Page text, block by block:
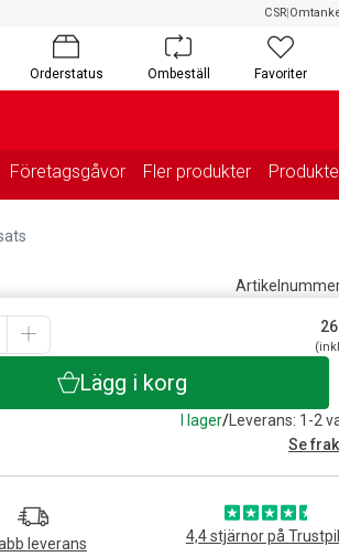
CSR|
Orderstatus Ombeställ Favoriter
Företagsgåvor Fler produkter
Lägg i korg
I lager/Leverans: 1-2
Se
leverans 4,4 stjärnor på